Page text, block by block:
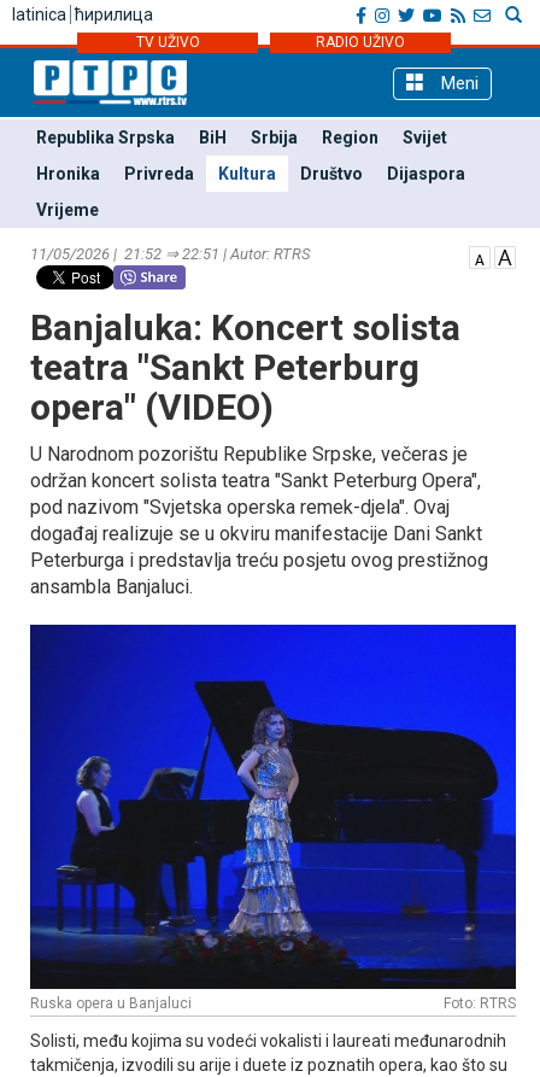
latinica ћирилица
TV UŽIVO RADIO UŽIVO
Meni
Republika Srpska BiH Srbija Region
Svijet
Hronika
Privreda Kultura Društvo
Dijaspora
Vrijeme
11/05/2026 | 21:52 ⇒ 22:51 | Autor: RTRS
Banjaluka: Koncert solista
teatra "Sankt Peterburg
opera" (VIDEO)
U Narodnom pozorištu Republike Srpske, večeras je
održan koncert solista teatra "Sankt Peterburg Opera",
pod nazivom "Svjetska operska remek-djela". Ovaj
događaj realizuje se u okviru manifestacije Dani Sankt
Peterburga i predstavlja treću posjetu ovog prestižnog
ansambla Banjaluci.
Ruska opera u Banjaluci Foto: RTRS
Solisti, među kojima su vodeći vokalisti i laureati međunarodnih
takmičenja, izvodili su arije i duete iz poznatih opera, kao što su